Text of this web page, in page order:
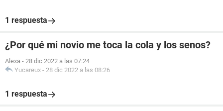
1 respuesta
¿Por qué mi novio me toca la cola y los senos?
Alexa - 28 dic 2022 a las 07:24
Yucareux - 28 dic 2022 a las 08:26
1 respuesta